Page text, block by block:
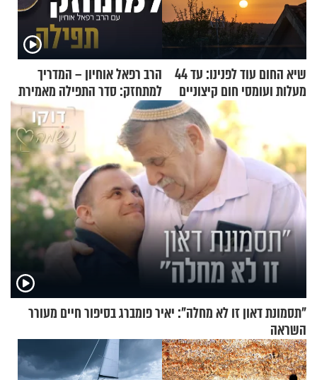
שיא החום עוד לפנינו: עד 44
מעלות ועומסי חום קיצוניים
הרב רפאל אוחיון – המדריך
למתחזק: סדר התפילה מאמירת
הקורבנות ועד קריאת שמע
"תסמונת דאון זו לא מחלה": יאיר פומברג בסיפור חיים מעורר
השראה